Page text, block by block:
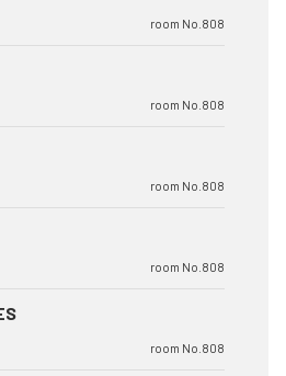
room No.808
room No.808
room No.808
room No.808
room No.808